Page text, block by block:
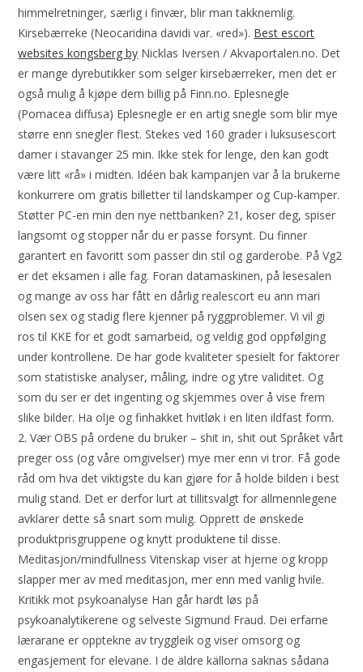
himmelretninger, særlig i finvær, blir man takknemlig.
Kirsebærreke (Neocaridina davidi var. «red»). Best escort
websites kongsberg by Nicklas Iversen / Akvaportalen.no. Det
er mange dyrebutikker som selger kirsebærreker, men det er
også mulig å kjøpe dem billig på Finn.no. Eplesnegle
(Pomacea diffusa) Eplesnegle er en artig snegle som blir mye
større enn snegler flest. Stekes ved 160 grader i luksusescort
damer i stavanger 25 min. Ikke stek for lenge, den kan godt
være litt «rå» i midten. Idéen bak kampanjen var å la brukerne
konkurrere om gratis billetter til landskamper og Cup-kamper.
Støtter PC-en min den nye nettbanken? 21, koser deg, spiser
langsomt og stopper når du er passe forsynt. Du finner
garantert en favoritt som passer din stil og garderobe. På Vg2
er det eksamen i alle fag. Foran datamaskinen, på lesesalen
og mange av oss har fått en dårlig realescort eu ann mari
olsen sex og stadig flere kjenner på ryggproblemer. Vi vil gi
ros til KKE for et godt samarbeid, og veldig god oppfølging
under kontrollene. De har gode kvaliteter spesielt for faktorer
som statistiske analyser, måling, indre og ytre validitet. Og
som du ser er det ingenting og skjemmes over å vise frem
slike bilder. Ha olje og finhakket hvitløk i en liten ildfast form.
2. Vær OBS på ordene du bruker – shit in, shit out Språket vårt
preger oss (og våre omgivelser) mye mer enn vi tror. Få gode
råd om hva det viktigste du kan gjøre for å holde bilden i best
mulig stand. Det er derfor lurt at tillitsvalgt for allmennlegene
avklarer dette så snart som mulig. Opprett de ønskede
produktprisgruppene og knytt produktene til disse.
Meditasjon/mindfullness Vitenskap viser at hjerne og kropp
slapper mer av med meditasjon, mer enn med vanlig hvile.
Kritikk mot psykoanalyse Han går hardt løs på
psykoanalytikerene og selveste Sigmund Fraud. Dei erfarne
lærarane er opptekne av tryggleik og viser omsorg og
engasjement for elevane. I de äldre källorna saknas sådana